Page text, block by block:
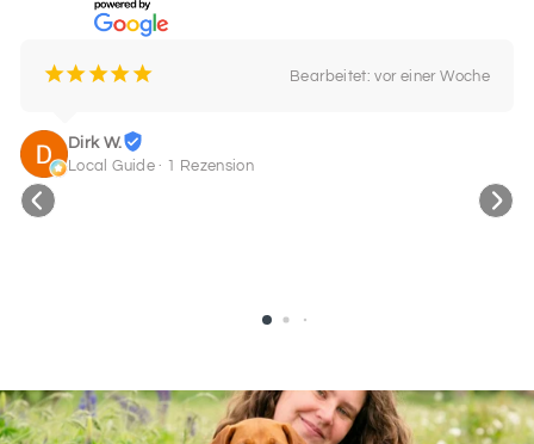
¡¡¡¡¡ Bearbeitet: vor einer Woche
Dirk W.
Local Guide · 1 Rezension